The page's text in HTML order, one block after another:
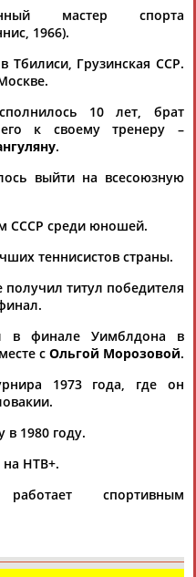
АБАЛАКИНА
АБАЧАРАЕВ
Артур
мастер спорта
1966).
Тбилиси, Грузинская ССР.
10 лет, брат
к своему тренеру –
.
выйти на всесоюзную
СССР среди юношей.
теннисистов страны.
титул победителя
в финале Уимблдона в
с Ольгой Морозовой.
1973 года, где он
1980 году.
на НТВ+.
спортивным